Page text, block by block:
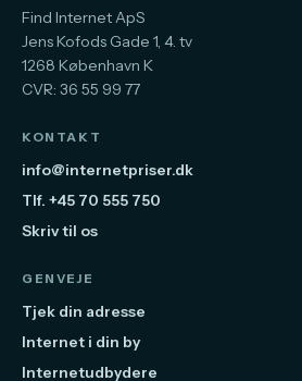
Find Internet ApS
Jens Kofods Gade 1, 4. tv
1268 København K
CVR: 36 55 99 77
KONTAKT
info@internetpriser.dk
Tlf. +45 70 555 750
Skriv til os
GENVEJE
Tjek din adresse
Internet i din by
Internetudbydere